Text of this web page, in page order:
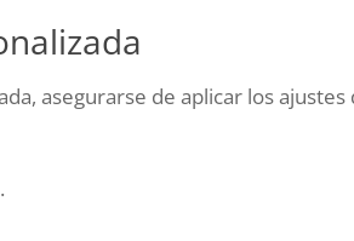
asegurarse de aplicar los
.